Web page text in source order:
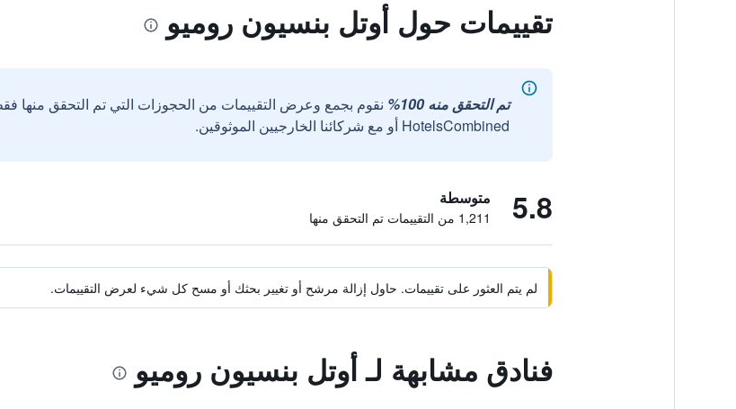
تقييمات حول أوتل بنسيون روميو
تم التحقق منه 100%
نقوم بجمع وعرض التقييمات من الحجوزات التي تم التحقق منها
HotelsCombined أو مع شركائنا الخارجيين الموثوقين.
5.8 متوسطة
1,211 من التقييمات تم التحقق منها
لم يتم العثور على تقييمات. حاول إزالة مرشح أو تغيير بحثك أو مسح كل شيء لعرض التقييمات.
فنادق مشابهة لـ أوتل بنسيون روميو